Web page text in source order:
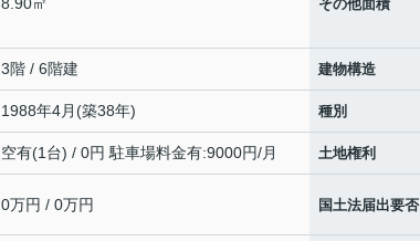
その他面積
3階 / 6階建 建物構造
1988年4月(築38年) 種別
空有(1台) / 0円 駐車場料金有:9000円/月 土地権利
0万円 / 0万円 国土法届出要否